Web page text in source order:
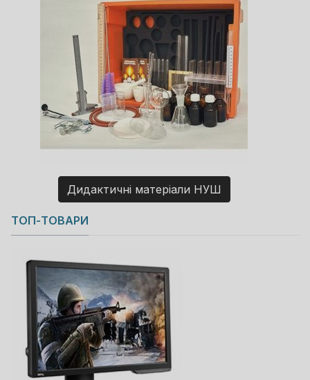
Дидактичні матеріали НУШ
Copyright MAXXmarketing GmbH
JoomShopping Download & Support
ТОП-ТОВАРИ